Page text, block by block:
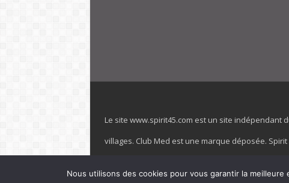
Le site www.spirit45.com est un site indépendant
villages. Club Med est une marque déposée.
Nous utilisons des cookies pour vous garantir la